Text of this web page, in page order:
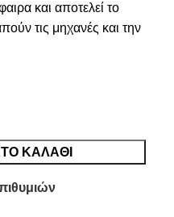
και αποτελεί το
τις μηχανές και την
ΚΑΛΆΘΙ